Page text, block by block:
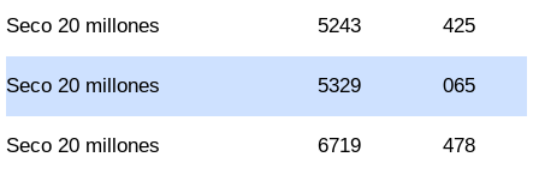
Seco 20 millones 5243 425
Seco 20 millones 5329 065
Seco 20 millones 6719 478